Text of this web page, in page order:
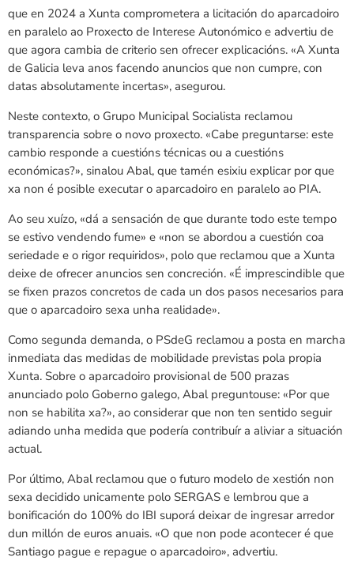
que en 2024 a Xunta comprometera a licitación do aparcadoiro
en paralelo ao Proxecto de Interese Autonómico e advertiu de
que agora cambia de criterio sen ofrecer explicacións. «A Xunta
de Galicia leva anos facendo anuncios que non cumpre, con
datas absolutamente incertas», asegurou.
Neste contexto, o Grupo Municipal Socialista reclamou
transparencia sobre o novo proxecto. «Cabe preguntarse: este
cambio responde a cuestións técnicas ou a cuestións
económicas?», sinalou Abal, que tamén esixiu explicar por que
xa non é posible executar o aparcadoiro en paralelo ao PIA.
Ao seu xuízo, «dá a sensación de que durante todo este tempo
se estivo vendendo fume» e «non se abordou a cuestión coa
seriedade e o rigor requiridos», polo que reclamou que a Xunta
deixe de ofrecer anuncios sen concreción. «É imprescindible que
se fixen prazos concretos de cada un dos pasos necesarios para
que o aparcadoiro sexa unha realidade».
Como segunda demanda, o PSdeG reclamou a posta en marcha
inmediata das medidas de mobilidade previstas pola propia
Xunta. Sobre o aparcadoiro provisional de 500 prazas
anunciado polo Goberno galego, Abal preguntouse: «Por que
non se habilita xa?», ao considerar que non ten sentido seguir
adiando unha medida que podería contribuír a aliviar a situación
actual.
Por último, Abal reclamou que o futuro modelo de xestión non
sexa decidido unicamente polo SERGAS e lembrou que a
bonificación do 100% do IBI suporá deixar de ingresar arredor
dun millón de euros anuais. «O que non pode acontecer é que
Santiago pague e repague o aparcadoiro», advertiu.